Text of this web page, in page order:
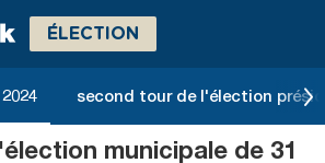
ÉLECTION
second tour de l'élection
municipale de 31